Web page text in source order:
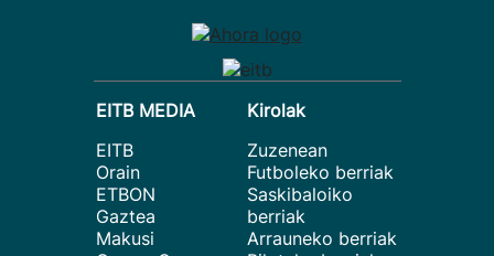
EITB MEDIA
EITB
Orain
ETBON
Gaztea
Makusi
Kirolak
Zuzenean
Futboleko berriak
Saskibaloiko
berriak
Arrauneko berriak